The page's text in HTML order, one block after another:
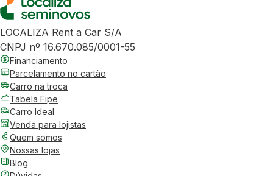
LOCALIZA Rent a Car S/A
CNPJ nº 16.670.085/0001-55
Financiamento
Parcelamento no cartão
Carro na troca
Tabela Fipe
Carro Ideal
Venda para lojistas
Quem somos
Nossas lojas
Blog